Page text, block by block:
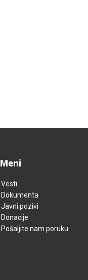
Meni
Vesti
Dokumenta
Javni pozivi
Donacije
Pošaljite nam poruku